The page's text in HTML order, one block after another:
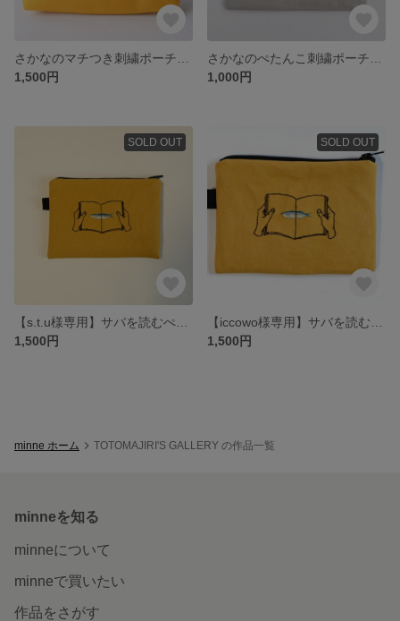
1,500円
1,000円
SOLD OUT
1,500円
SOLD OUT
1,500円
minne ホーム TOTOMAJIRI'S GALLERY の作品一覧
minneを知る
minneについて
minneで買いたい
作品をさがす